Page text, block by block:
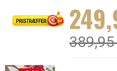
389,95